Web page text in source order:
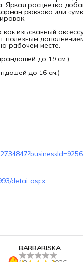
Яндекс
https://
расцветка
рюкзака или
изысканный
полезным
рабочем месте.
до 19 см.)
до 16 см.)
detail.aspx
BARBARISKA